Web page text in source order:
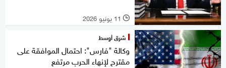
l 11 يونيو 2026
شرق أوسط
وكالة "فارس": احتمال الموافقة على
مقترح لإنهاء الحرب مرتفع